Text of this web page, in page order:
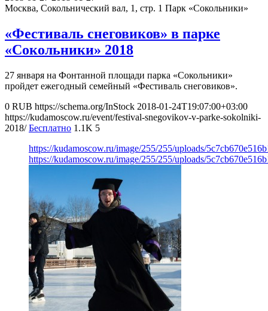
Москва, Сокольнический вал, 1, стр. 1 Парк «Сокольники»
«Фестиваль снеговиков» в парке
«Сокольники» 2018
27 января на Фонтанной площади парка «Сокольники»
пройдет ежегодный семейный «Фестиваль снеговиков».
0 RUB https://schema.org/InStock 2018-01-24T19:07:00+03:00
https://kudamoscow.ru/event/festival-snegovikov-v-parke-sokolniki-
2018/ Бесплатно 1.1K 5
https://kudamoscow.ru/image/255/255/uploads/
https://kudamoscow.ru/image/255/255/uploads/